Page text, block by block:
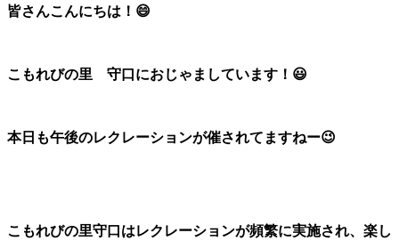
皆さんこんにちは！😄
こもれびの里 守口におじゃましています！😃
本日も午後のレクレーションが催されてますねー😉
こもれびの里守口はレクレーションが頻繁に実施され、楽し